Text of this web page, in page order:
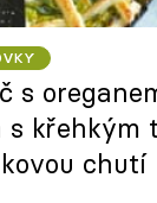
s
s křehkým
chutí